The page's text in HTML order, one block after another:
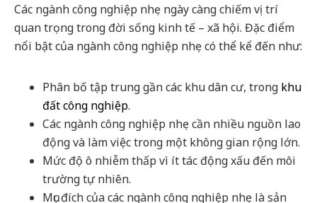
Các ngành công nghiệp nhẹ ngày càng chiếm vị trí
quan trọng trong đời sống kinh tế – xã hội. Đặc điểm
nổi bật của ngành công nghiệp nhẹ có thể kể đến như:
Phân bố tập trung gần các khu dân cư, trong khu
đất công nghiệp.
Các ngành công nghiệp nhẹ cần nhiều nguồn lao
động và làm việc trong một không gian rộng lớn.
Mức độ ô nhiễm thấp vì ít tác động xấu đến môi
trường tự nhiên.
Mục đích của các ngành công nghiệp nhẹ là sản